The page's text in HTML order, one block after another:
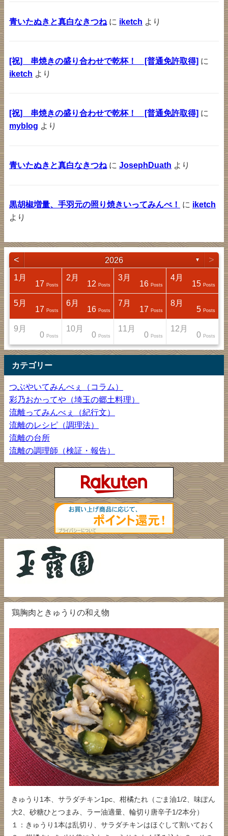
青いたぬきと真白なきつね に iketch より
[祝] 串焼きの盛り合わせで乾杯！ [普通免許取得] に
iketch より
[祝] 串焼きの盛り合わせで乾杯！ [普通免許取得] に
myblog より
青いたぬきと真白なきつね に JosephDuath より
黒胡椒増量、手羽元の照り焼きいってみんべ！ に iketch
より
< 2026 ▼ >
1月
17 Posts
2月
12 Posts
3月
16 Posts
4月
15 Posts
5月
17 Posts
6月
16 Posts
7月
17 Posts
8月
5 Posts
9月
0 Posts
10月
0 Posts
11月
0 Posts
12月
0 Posts
カテゴリー
つぶやいてみんべぇ（コラム）
彩乃おかってや（埼玉の郷土料理）
流離ってみんべぇ（紀行文）
流離のレシピ（調理法）
流離の台所
流離の調理師（検証・報告）
鶏胸肉ときゅうりの和え物
きゅうり1本、サラダチキン1pc、柑橘たれ（ごま油1/2、味ぽん
大2、砂糖ひとつまみ、ラー油適量、輪切り唐辛子1/2本分）
１：きゅうり1本は乱切り、サラダチキンはほぐして割いておく